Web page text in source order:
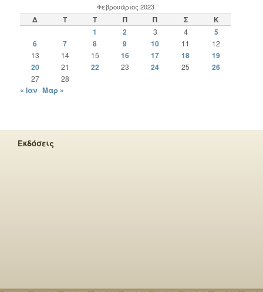
Φεβρουάριος 2023
Δ Τ Τ Π Π Σ
Κ
1
2 3 4
5
6
7 8 9 10 11
12
13
14 15 16 17 18
19
20
21 22 23 24 25 26
27 28
« Ιαν Μαρ »
Εκδόσεις